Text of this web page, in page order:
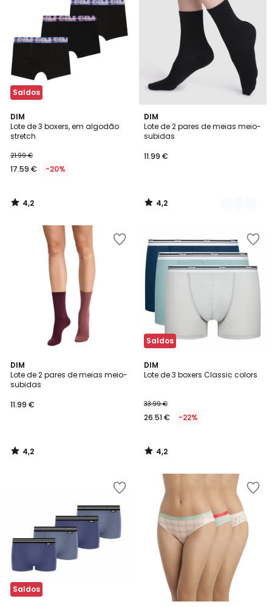
Saldos
DIM
Lote de 3 boxers, em algodão
stretch
21.99 €
17.59 € -20%
4,2
/ 5
4,2
/
DIM
Lote de 2 pares de meias meio-
subidas
11.99 €
4,2
/ 5
2
Cores
4,2
/
DIM
Lote de 2 pares de meias meio-
subidas
11.99 €
4,2
/ 5
4,2
/
Saldos
DIM
Lote de 3 boxers Classic colors
33.99 €
26.51 € -22%
4,2
/ 5
4,2
/
Saldos